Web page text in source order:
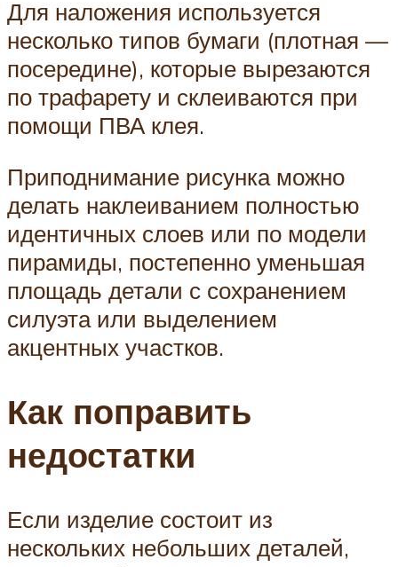
Для наложения используется
несколько типов бумаги (плотная —
посередине), которые вырезаются
по трафарету и склеиваются при
помощи ПВА клея.
Приподнимание рисунка можно
делать наклеиванием полностью
идентичных слоев или по модели
пирамиды, постепенно уменьшая
площадь детали с сохранением
силуэта или выделением
акцентных участков.
Как поправить
недостатки
Если изделие состоит из
нескольких небольших деталей,